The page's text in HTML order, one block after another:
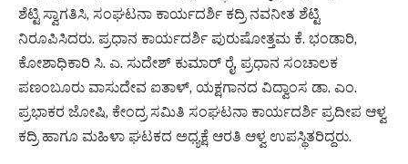
ಶೆಟ್ಟಿ ಸ್ವಾಗತಿಸಿ, ಸಂಘಟನಾ ಕಾರ್ಯದರ್ಶಿ ಕದ್ರಿ ನವನೀತ ಶೆಟ್ಟಿ
ನಿರೂಪಿಸಿದರು. ಪ್ರಧಾನ ಕಾರ್ಯದರ್ಶಿ ಪುರುಷೋತ್ತಮ ಕೆ. ಭಂಡಾರಿ,
ಕೋಶಾಧಿಕಾರಿ ಸಿ. ಎ. ಸುದೇಶ್ ಕುಮಾರ್ ರೈ, ಪ್ರಧಾನ ಸಂಚಾಲಕ
ಪಣಂಬೂರು ವಾಸುದೇವ ಐತಾಳ್, ಯಕ್ಷಗಾನದ ವಿದ್ವಾಂಸ ಡಾ. ಎಂ.
ಪ್ರಭಾಕರ ಜೋಷಿ, ಕೇಂದ್ರ ಸಮಿತಿ ಸಂಘಟನಾ ಕಾರ್ಯದರ್ಶಿ ಪ್ರದೀಪ ಆಳ್ವ
ಕದ್ರಿ ಹಾಗೂ ಮಹಿಳಾ ಘಟಕದ ಅಧ್ಯಕ್ಷೆ ಆರತಿ ಆಳ್ವ ಉಪಸ್ಥಿತರಿದ್ದರು.